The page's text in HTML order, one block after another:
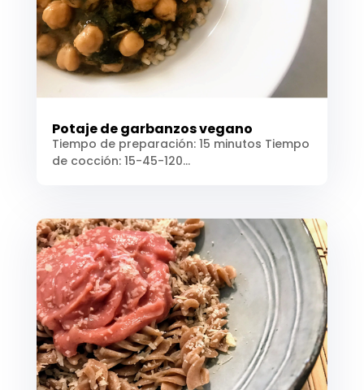
Potaje de garbanzos vegano
Tiempo de preparación: 15 minutos Tiempo
de cocción: 15-45-120...